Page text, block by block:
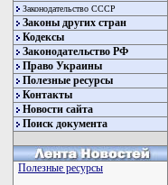
Законодательство СССР
Законы других стран
Кодексы
Законодательство РФ
Право Украины
Полезные ресурсы
Контакты
Новости сайта
Поиск документа
Полезные ресурсы